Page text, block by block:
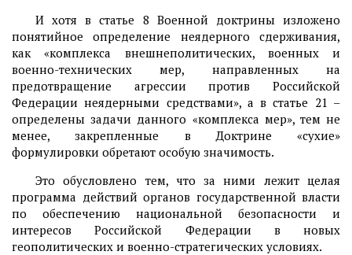
И хотя в статье 8 Военной доктрины изложено
понятийное определение неядерного сдерживания,
как «комплекса внешнеполитических, военных и
военно-технических мер, направленных на
предотвращение агрессии против Российской
Федерации неядерными средствами», а в статье 21 –
определены задачи данного «комплекса мер», тем не
менее, закрепленные в Доктрине «сухие»
формулировки обретают особую значимость.
Это обусловлено тем, что за ними лежит целая
программа действий органов государственной власти
по обеспечению национальной безопасности и
интересов Российской Федерации в новых
геополитических и военно-стратегических условиях.